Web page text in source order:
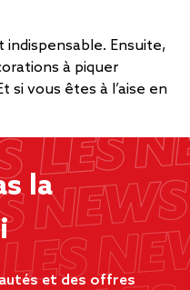
indispensable. Ensuite,
à piquer
si vous êtes à l’aise en
la
et des offres